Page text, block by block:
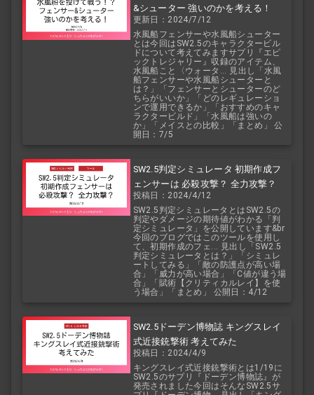
&シューター 強いのかを考える！
更新日：2024/7/12
水風船フェンサーや水風船シューター
とは今回はSW2.5のキャラクタービル
ドについて考えてみますサプリ『エピ
ックトレジャリー』収録のアイテム、
水風船こと〈ウォータ... 見出し「水風
船フェンサーや水風船シューターと
は？」「フェンサーとシューターのど
ちらがいいか」「どのレギュレーショ
ンで運用できるか」「おすすめのキャ
ラクタービルド」「水風船は強いの
か」「メイスとの比較」「まとめ」 公
開日：7/5
SW2.5判定シミュレータ 初期作成フ
ェンサーは 必殺攻撃？ 全力攻撃？
投稿日：2024/4/12
SW2.5判定シミュレータとはSW2.5の
判定やダメージの期待値がわかる「判
定シミュレータ」を公開しています&br
今回のブログではこのツールを使用し
て、初期作成のフェ... 見出し「SW2.5
判定シミュレータとは？」「シミュレ
ートしてみる」「敵の防護点が高い場
合」「威力が高い場合」「C値が違う場
合」「賦術【クリティカルレイ】を使
う場合」「まとめ」 公開日：4/12
SW2.5ドーデン博物誌 キングスレイ
式近接銃撃術 考えてみた
投稿日：2024/4/9
キングスレイ式近接銃撃術とは1/19に
SW2.5のサプリ『ドーデン博物誌』が
発売されました今回はそんなSW2.5サ